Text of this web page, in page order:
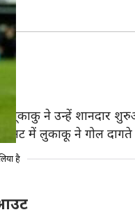
लूकाकु ने उन्हें शानदार
में लुकाकू ने गोल दागते
है